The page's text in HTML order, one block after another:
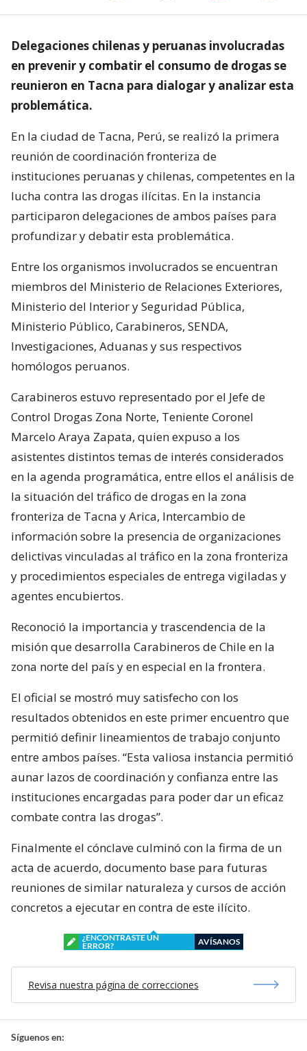
Delegaciones chilenas y peruanas involucradas
en prevenir y combatir el consumo de drogas se
reunieron en Tacna para dialogar y analizar esta
problemática.
En la ciudad de Tacna, Perú, se realizó la primera
reunión de coordinación fronteriza de
instituciones peruanas y chilenas, competentes en la
lucha contra las drogas ilícitas. En la instancia
participaron delegaciones de ambos países para
profundizar y debatir esta problemática.
Entre los organismos involucrados se encuentran
miembros del Ministerio de Relaciones Exteriores,
Ministerio del Interior y Seguridad Pública,
Ministerio Público, Carabineros, SENDA,
Investigaciones, Aduanas y sus respectivos
homólogos peruanos.
Carabineros estuvo representado por el Jefe de
Control Drogas Zona Norte, Teniente Coronel
Marcelo Araya Zapata, quien expuso a los
asistentes distintos temas de interés considerados
en la agenda programática, entre ellos el análisis de
la situación del tráfico de drogas en la zona
fronteriza de Tacna y Arica, Intercambio de
información sobre la presencia de organizaciones
delictivas vinculadas al tráfico en la zona fronteriza
y procedimientos especiales de entrega vigiladas y
agentes encubiertos.
Reconoció la importancia y trascendencia de la
misión que desarrolla Carabineros de Chile en la
zona norte del país y en especial en la frontera.
El oficial se mostró muy satisfecho con los
resultados obtenidos en este primer encuentro que
permitió definir lineamientos de trabajo conjunto
entre ambos países. “Esta valiosa instancia permitió
aunar lazos de coordinación y confianza entre las
instituciones encargadas para poder dar un eficaz
combate contra las drogas”.
Finalmente el cónclave culminó con la firma de un
acta de acuerdo, documento base para futuras
reuniones de similar naturaleza y cursos de acción
concretos a ejecutar en contra de este ilícito.
¿ENCONTRASTE UN
ERROR?
AVÍSANOS
Revisa nuestra página de correcciones
Síguenos en: